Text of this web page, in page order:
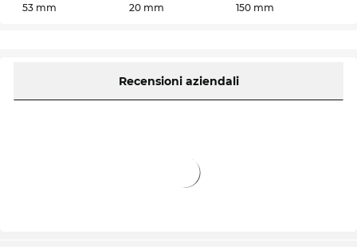
53 mm
20 mm
150 mm
Recensioni aziendali